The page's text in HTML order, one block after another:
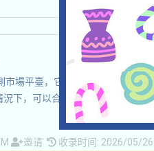
場平臺，它很可能會空投，所以
下，可以合法合規的前提下，以
邀请
收录时间: 2026/05/26